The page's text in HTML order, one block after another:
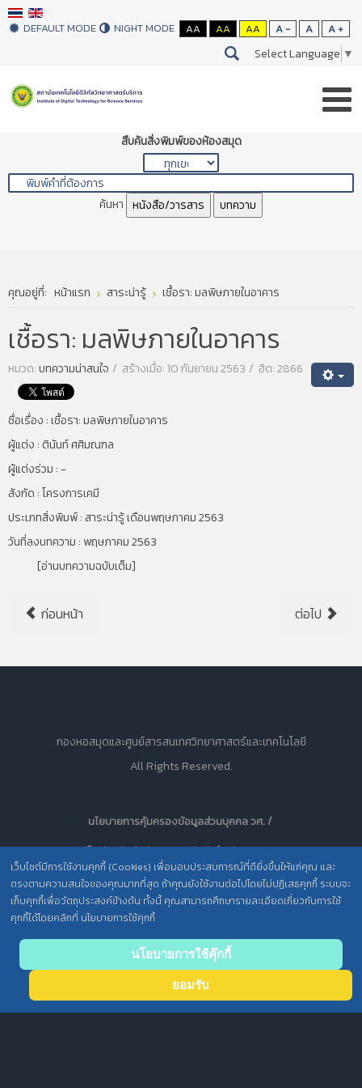
DEFAULT MODE NIGHT MODE AA AA AA A - A A +
Select Language ▼
สืบค้นสิ่งพิมพ์ของห้องสมุด
ค้นหา หนังสือ/วารสาร บทความ
คุณอยู่ที่: หน้าแรก สาระน่ารู้ เชื้อรา: มลพิษภายในอาคาร
เชื้อรา: มลพิษภายในอาคาร
หมวด:บทความน่าสนใจ สร้างเมื่อ: 10 กันยายน 2563 ฮิต: 2866
ชื่อเรื่อง :เชื้อรา: มลพิษภายในอาคาร
ผู้แต่ง : ตินันท์ ศศิมณฑล
ผู้แต่งร่วม : -
สังกัด :โครงการเคมี
ประเภทสิ่งพิมพ์ : สาระน่ารู้ เดือนพฤษภาคม 2563
วันที่ลงบทความ : พฤษภาคม 2563
[อ่านบทความฉบับเต็ม]
ก่อนหน้า ต่อไป
เว็บไซต์มีการใช้งานคุกกี้ (Cookies) เพื่อมอบประสบการณ์ที่ดียิ่งขึ้นให้แก่คุณ และ
ตรงตามความสนใจของคุณมากที่สุด ถ้าคุณยังใช้งานต่อไปโดยไม่ปฏิเสธคุกกี้ ระบบจะ
เก็บคุกกี้เพื่อวัตถุประสงค์ข้างต้น ทั้งนี้ คุณสามารถศึกษารายละเอียดเกี่ยวกับการใช้
คุกกี้ได้โดยคลิกที่ นโยบายการใช้คุกกี้
นโยบายการใช้คุ๊กกี้
ยอมรับ
กองหอสมุดและศูนย์สารสนเทศวิทยาศาสตร์และเทคโนโลยี
All Rights Reserved.
นโยบายการคุ้มครองข้อมูลส่วนบุคคล วศ. /
ประกาศความเป็นส่วนตัว (Privacy Notice) สำหรับการบริการสารสนเทศ
to top